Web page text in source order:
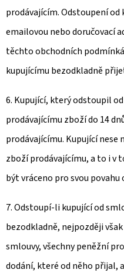
prodávajícím. Odstoupení od
emailovou nebo doručovací
těchto obchodních
kupujícímu bezodkladně
6. Kupující, který odstoupil
prodávajícímu zboží do 14
prodávajícímu. Kupující nese
zboží prodávajícímu, a to i v
být vráceno pro svou
7. Odstoupí-li kupující od
bezodkladně, nejpozději
smlouvy, všechny peněžní
dodání, které od něho přijal,